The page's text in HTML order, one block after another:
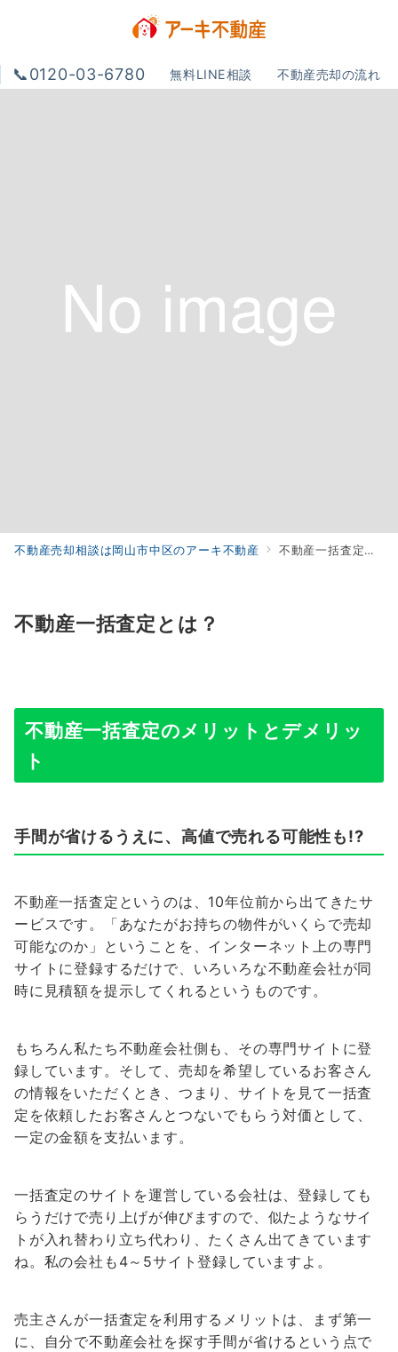
📞0120-03-6780 無料LINE相談 不動産売却の流れ
不動産売却相談は岡山市中区のアーキ不動産 不動産一括査定とは？
不動産一括査定とは？
不動産一括査定のメリットとデメリッ
ト
手間が省けるうえに、高値で売れる可能性も!?
不動産一括査定というのは、10年位前から出てきたサ
ービスです。「あなたがお持ちの物件がいくらで売却
可能なのか」ということを、インターネット上の専門
サイトに登録するだけで、いろいろな不動産会社が同
時に見積額を提示してくれるというものです。
もちろん私たち不動産会社側も、その専門サイトに登
録しています。そして、売却を希望しているお客さん
の情報をいただくとき、つまり、サイトを見て一括査
定を依頼したお客さんとつないでもらう対価として、
一定の金額を支払います。
一括査定のサイトを運営している会社は、登録しても
らうだけで売り上げが伸びますので、似たようなサイ
トが入れ替わり立ち代わり、たくさん出てきています
ね。私の会社も4～5サイト登録していますよ。
売主さんが一括査定を利用するメリットは、まず第一
に、自分で不動産会社を探す手間が省けるという点で